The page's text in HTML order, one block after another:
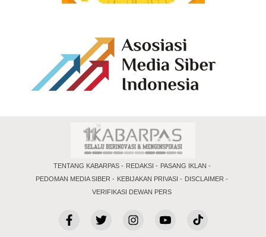
TENTANG KABARPAS REDAKSI
PASANG IKLAN
PEDOMAN MEDIA SIBER
KEBIJAKAN PRIVASI
DISCLAIMER
VERIFIKASI DEWAN PERS